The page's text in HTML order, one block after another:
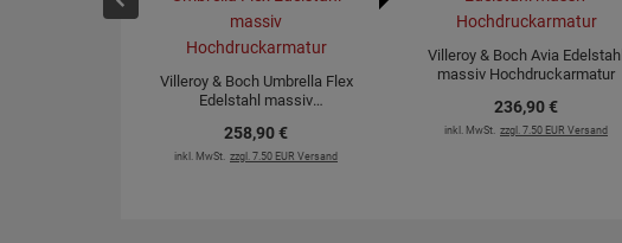
Villeroy & Boch Umbrella Flex
Edelstahl massiv
258,90€
inkl. MwSt. zzgl. 7.50 EUR Versand
Villeroy & Boch Avia Edelstahl
massiv Hochdruckarmatur
236,90€
inkl. MwSt. zzgl. 7.50 EUR Versand